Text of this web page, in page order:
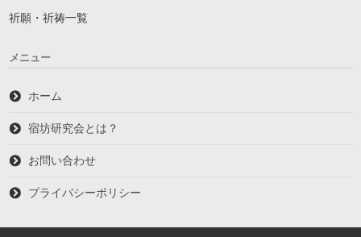
祈願・祈祷一覧
メニュー
ホーム
宿坊研究会とは？
お問い合わせ
プライバシーポリシー